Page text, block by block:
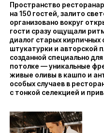
Пространство
на 150 гостей, залито
организовано вокруг
гости сразу ощущали
диалог старых кирпичных
штукатурки и авторской
созданной специально
потолке — уникальные
живые оливы в кашпо и
особых случаев в
с тонкой селекцией и